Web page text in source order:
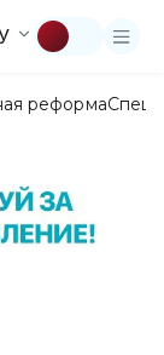
реформа